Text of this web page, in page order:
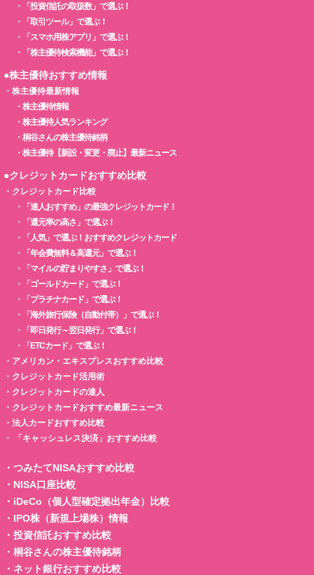
・
「投資信託の取扱数」で選ぶ！
・
「取引ツール」で選ぶ！
・
「スマホ用株アプリ」で選ぶ！
・
「株主優待検索機能」で選ぶ！
●株主優待おすすめ情報
・ 株主優待最新情報
・ 株主優待情報
・ 株主優待人気ランキング
・ 桐谷さんの株主優待銘柄
・ 株主優待【新設・変更・廃止】最新ニュース
●クレジットカードおすすめ比較
・ クレジットカード比較
・
「達人おすすめ」の最強クレジットカード！
・
「還元率の高さ」で選ぶ！
・
「人気」で選ぶ！おすすめクレジットカード
・
「年会費無料＆高還元」で選ぶ！
・
「マイルの貯まりやすさ」で選ぶ！
・
「ゴールドカード」で選ぶ！
・
「プラチナカード」で選ぶ！
・
「海外旅行保険（自動付帯）」で選ぶ！
・
「即日発行～翌日発行」で選ぶ！
・
「ETCカード」で選ぶ！
・ アメリカン・エキスプレスおすすめ比較
・ クレジットカード活用術
・ クレジットカードの達人
・ クレジットカードおすすめ最新ニュース
・ 法人カードおすすめ比較
・
「キャッシュレス決済」おすすめ比較
・ つみたてNISAおすすめ比較
・ NISA口座比較
・ iDeCo（個人型確定拠出年金）比較
・ IPO株（新規上場株）情報
・ 投資信託おすすめ比較
・ 桐谷さんの株主優待銘柄
・ ネット銀行おすすめ比較